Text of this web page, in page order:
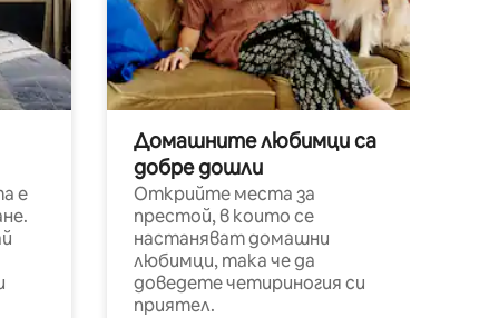
е
Домашните любимци са
добре дошли
Открийте места за
престой, в които се
настаняват домашни
любимци, така че да
доведете четириногия си
приятел.